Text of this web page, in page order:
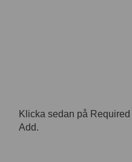
Klicka sedan på
Add.